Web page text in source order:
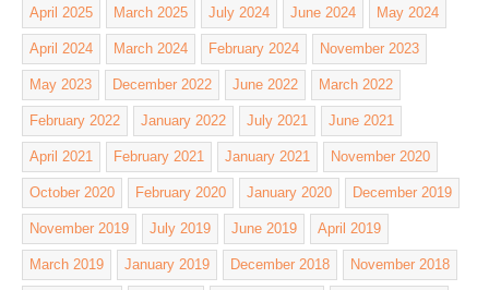
April 2025 March 2025 July 2024 June 2024 May 2024
April 2024 March 2024 February 2024 November 2023
May 2023 December 2022 June 2022 March 2022
February 2022 January 2022 July 2021 June 2021
April 2021 February 2021 January 2021 November 2020
October 2020 February 2020 January 2020 December 2019
November 2019 July 2019 June 2019 April 2019
March 2019 January 2019 December 2018 November 2018